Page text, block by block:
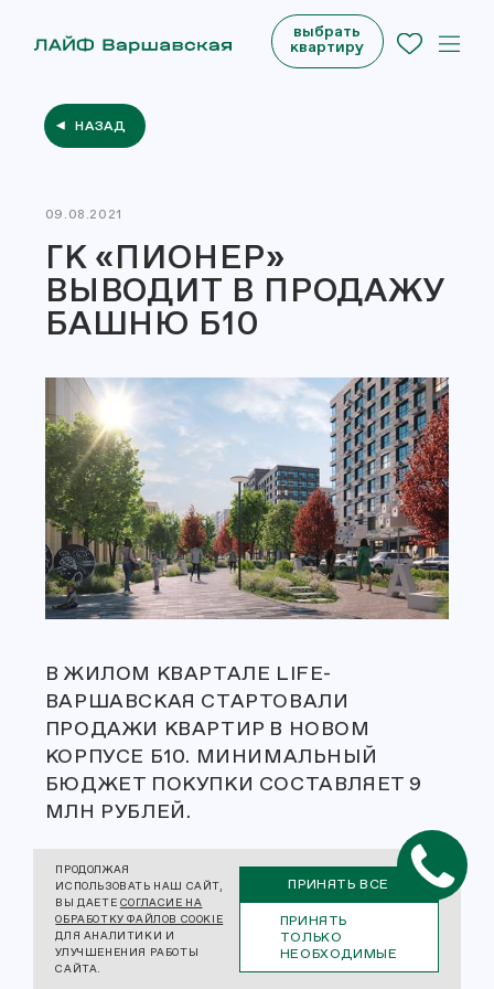
НАЗАД
09.08.2021
ГК «ПИОНЕР»
ВЫВОДИТ В ПРОДАЖУ
БАШНЮ Б10
В ЖИЛОМ КВАРТАЛЕ LIFE-
ВАРШАВСКАЯ СТАРТОВАЛИ
ПРОДАЖИ КВАРТИР В НОВОМ
КОРПУСЕ Б10. МИНИМАЛЬНЫЙ
БЮДЖЕТ ПОКУПКИ СОСТАВЛЯЕТ 9
МЛН РУБЛЕЙ.
СТРОИТСЯ В 500 М ОТ СТАНЦИИ
МЕТРО «ВАРШАВСКАЯ». КОРПУС
РАССЧИТАН НА 189 КВАРТИР
ПЛОЩАДЬЮ ОТ 31 ДО 97 КВ. М.
выбрать
квартиру
ПРОДОЛЖАЯ
ИСПОЛЬЗОВАТЬ НАШ САЙТ,
ВЫ ДАЕТЕ СОГЛАСИЕ НА
ОБРАБОТКУ ФАЙЛОВ COOKIE
ДЛЯ АНАЛИТИКИ И
УЛУЧШЕНЕНИЯ РАБОТЫ
САЙТА.
ПРИНЯТЬ ВСЕ
ПРИНЯТЬ
ТОЛЬКО
НЕОБХОДИМЫЕ